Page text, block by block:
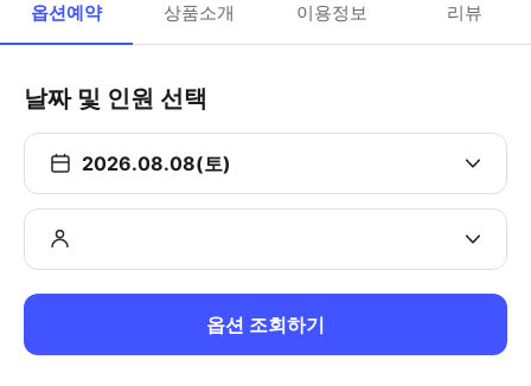
옵션예약 상품소개 이용정보 리뷰
날짜 및 인원 선택
2026.08.08(토)
옵션 조회하기